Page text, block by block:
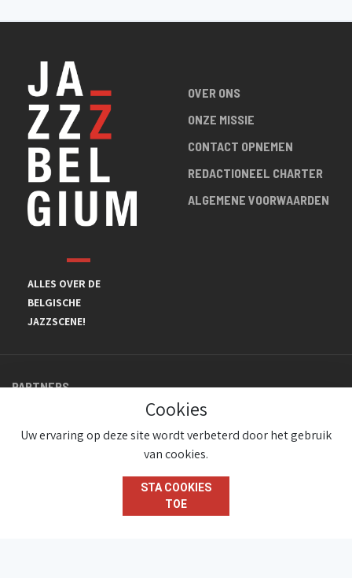
ALLES OVER DE
BELGISCHE
JAZZSCENE!
OVER ONS
ONZE MISSIE
CONTACT OPNEMEN
REDACTIONEEL CHARTER
ALGEMENE VOORWAARDEN
PARTNERS
© JazzInBelgium 2026 ( Version 1.1.2)
Cookies
Uw ervaring op deze site wordt verbeterd door het gebruik
van cookies.
STA COOKIES
TOE